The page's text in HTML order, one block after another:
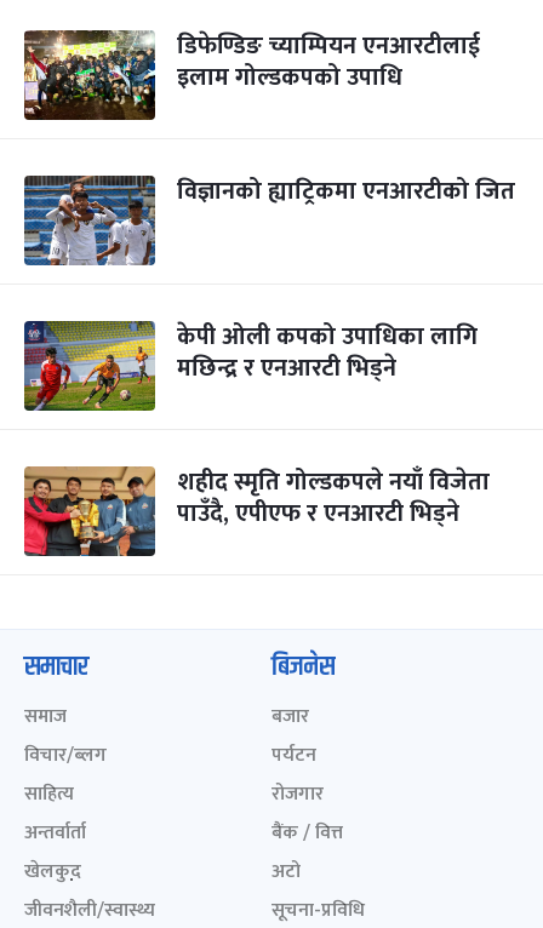
डिफेण्डिङ च्याम्पियन एनआरटीलाई
इलाम गोल्डकपको उपाधि
विज्ञानको ह्याट्रिकमा एनआरटीको जित
केपी ओली कपको उपाधिका लागि
मछिन्द्र र एनआरटी भिड्ने
शहीद स्मृति गोल्डकपले नयाँ विजेता
पाउँदै, एपीएफ र एनआरटी भिड्ने
समाचार
समाज
विचार/ब्लग
साहित्य
अन्तर्वार्ता
खेलकुद़़
जीवनशैली/स्वास्थ्य
बिजनेस
बजार
पर्यटन
रोजगार
बैंक / वित्त
अटो
सूचना-प्रविधि